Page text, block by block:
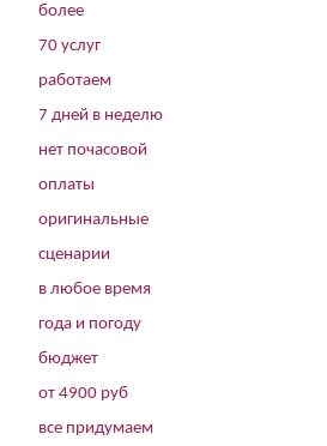
более
70 услуг
работаем
7 дней в неделю
нет почасовой
оплаты
оригинальные
сценарии
в любое время
года и погоду
бюджет
от 4900 руб
все придумаем